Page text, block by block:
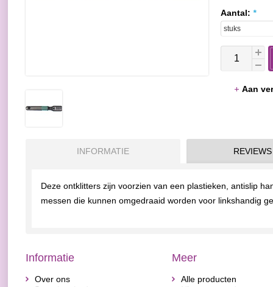
Aantal: *
Aan
INFORMATIE REVIEWS
Deze ontklitters zijn voorzien van een plastieken, antislip
messen die kunnen omgedraaid worden voor linkshandig
Informatie
Over ons
Meer
Alle producten